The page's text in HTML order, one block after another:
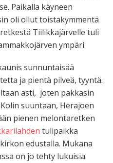
Paikalla käyneen
oli ollut toistakymmentä
Tiilikkajärvelle tuli
ympäri.
sunnuntaisää
ja pientä pilveä, tyyntä.
asti, joten pakkasin
suuntaan, Herajoen
pienen melontaretken
tulipaikka
edustalla. Mukana
on jo tehty lukuisia